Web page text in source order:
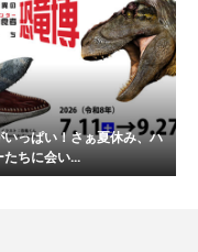
いっぱい！さぁ夏休み、ハ
たちに会い...